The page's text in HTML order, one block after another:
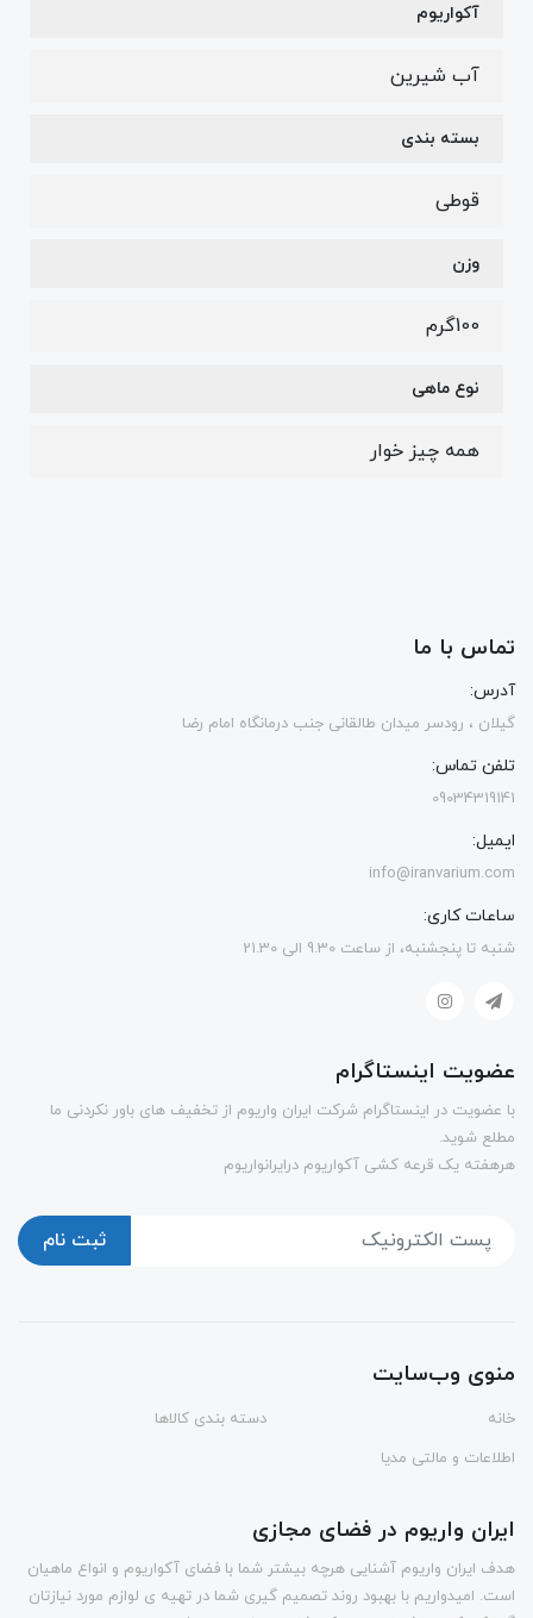
آکواریوم
آب شیرین
بسته بندی
قوطی
وزن
100گرم
نوع ماهی
همه چیز خوار
تماس با ما
آدرس:
گیلان ، رودسر میدان طالقانی جنب درمانگاه امام رضا
تلفن تماس:
09034319141
ایمیل:
info@iranvarium.com
ساعات کاری:
شنبه تا پنجشنبه، از ساعت 9.30 الی 21.30
عضویت اینستاگرام
با عضویت در اینستاگرام شرکت ایران واریوم از تخفیف های باور نکردنی ما
مطلع شوید.
هرهفته یک قرعه کشی آکواریوم درایرانواریوم
ثبت نام
منوی وب‌سایت
خانه
دسته بندی کالاها
اطلاعات و مالتی مدیا
ایران واریوم در فضای مجازی
هدف ایران واریوم آشنایی هرچه بیشتر شما با فضای آکواریوم و انواع ماهیان
است. امیدواریم با بهبود روند تصمیم گیری شما در تهیه ی لوازم مورد نیازتان